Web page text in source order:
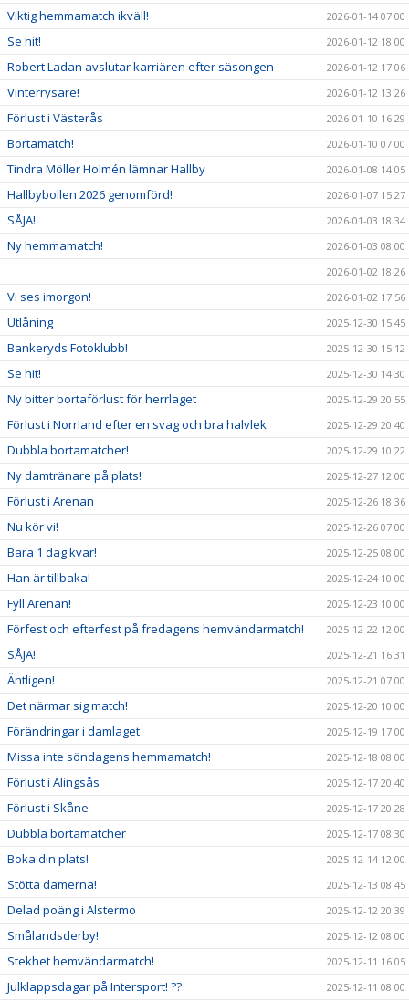
Viktig hemmamatch ikväll! 2026-01-14 07:00
Se hit! 2026-01-12 18:00
Robert Ladan avslutar karriären efter säsongen 2026-01-12 17:06
Vinterrysare! 2026-01-12 13:26
Förlust i Västerås 2026-01-10 16:29
Bortamatch! 2026-01-10 07:00
Tindra Möller Holmén lämnar Hallby 2026-01-08 14:05
Hallbybollen 2026 genomförd! 2026-01-07 15:27
SÅJA! 2026-01-03 18:34
Ny hemmamatch!
2026-01-03 08:00
2026-01-02 18:26
Vi ses imorgon! 2026-01-02 17:56
Utlåning 2025-12-30 15:45
Bankeryds Fotoklubb! 2025-12-30 15:12
Se hit! 2025-12-30 14:30
Ny bitter bortaförlust för herrlaget 2025-12-29 20:55
Förlust i Norrland efter en svag och bra halvlek 2025-12-29 20:40
Dubbla bortamatcher! 2025-12-29 10:22
Ny damtränare på plats! 2025-12-27 12:00
Förlust i Arenan 2025-12-26 18:36
Nu kör vi! 2025-12-26 07:00
Bara 1 dag kvar! 2025-12-25 08:00
Han är tillbaka! 2025-12-24 10:00
Fyll Arenan! 2025-12-23 10:00
Förfest och efterfest på fredagens hemvändarmatch! 2025-12-22 12:00
SÅJA! 2025-12-21 16:31
Äntligen! 2025-12-21 07:00
Det närmar sig match! 2025-12-20 10:00
Förändringar i damlaget 2025-12-19 17:00
Missa inte söndagens hemmamatch! 2025-12-18 08:00
Förlust i Alingsås 2025-12-17 20:40
Förlust i Skåne 2025-12-17 20:28
Dubbla bortamatcher 2025-12-17 08:30
Boka din plats! 2025-12-14 12:00
Stötta damerna! 2025-12-13 08:45
Delad poäng i Alstermo 2025-12-12 20:39
Smålandsderby! 2025-12-12 08:00
Stekhet hemvändarmatch! 2025-12-11 16:05
Julklappsdagar på Intersport! ?? 2025-12-11 08:00